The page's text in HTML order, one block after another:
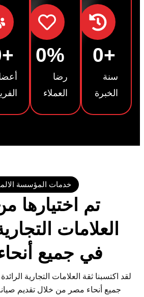
سنة
الخبرة
0
رضا
العملاء
%
0
أعضاء
الفريق
0
خدمات المؤسسة الالمانية
تم اختيارها
العلامات
في جميع
لقد اكتسبنا ثقة العلامات التجارية
جميع أنحاء مصر من خلال تقديم